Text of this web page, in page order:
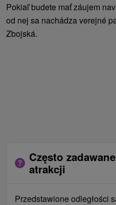
Pokiaľ budete mať záujem
od nej sa nachádza verejné
Zbojská.
Często
atrakcji
Przedstawione odległości